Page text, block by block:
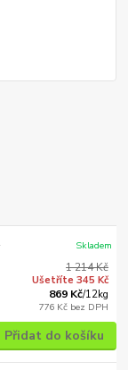
1 214 Kč
Ušetříte 345 Kč
869 Kč/12kg
776 Kč bez DPH
Skladem
Přidat do košíku